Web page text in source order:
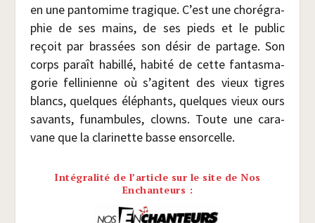
en une pan­to­mime tra­gique. C’est une cho­ré­gra­
phie de ses mains, de ses pieds et le public
reçoit par bras­sées son désir de par­tage. Son
corps paraît habillé, habi­té de cette fan­tas­ma­
go­rie fel­li­nienne où s’agitent des vieux tigres
blancs, quelques élé­phants, quelques vieux ours
savants, funam­bules, clowns. Toute une cara­
vane que la cla­ri­nette basse ensorcelle.
Intégralité de l’article sur le site de Nos
Enchanteurs :